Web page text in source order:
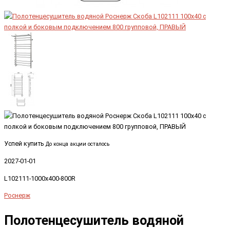
Успей купить До конца акции осталось
2027-01-01
L102111-1000x400-800R
Роснерж
Полотенцесушитель водяной